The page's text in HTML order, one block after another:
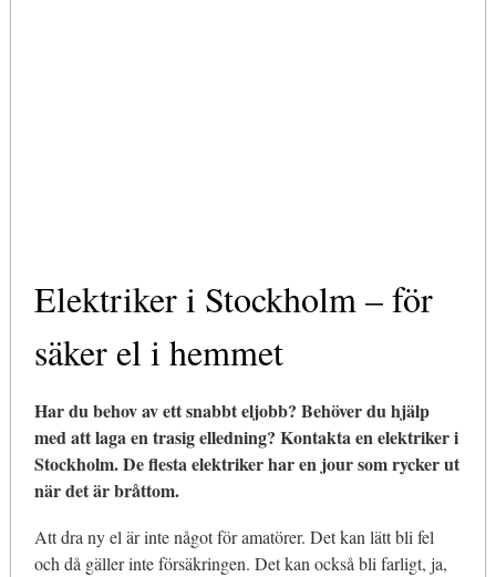
Elektriker i Stockholm – för
säker el i hemmet
Har du behov av ett snabbt eljobb? Behöver du hjälp
med att laga en trasig elledning? Kontakta en elektriker i
Stockholm. De flesta elektriker har en jour som rycker ut
när det är bråttom.
Att dra ny el är inte något för amatörer. Det kan lätt bli fel
och då gäller inte försäkringen. Det kan också bli farligt, ja,